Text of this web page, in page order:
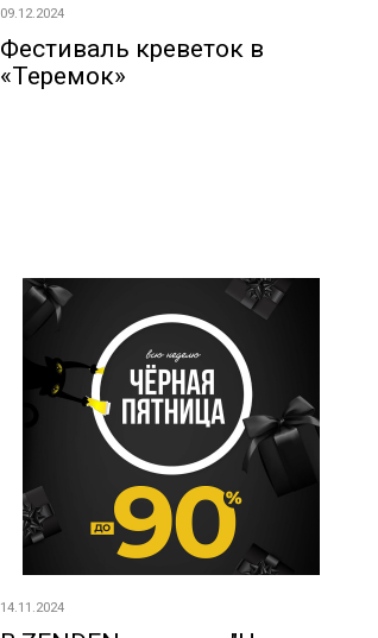
09.12.2024
Фестиваль креветок в
«Теремок»
14.11.2024